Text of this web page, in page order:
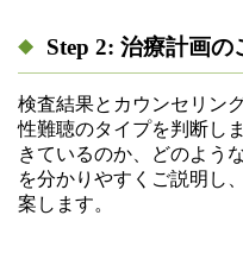
Step 2: 治療計画の
検査結果とカウンセリン
性難聴のタイプを判断し
きているのか、どのよう
を分かりやすくご説明し
案します。